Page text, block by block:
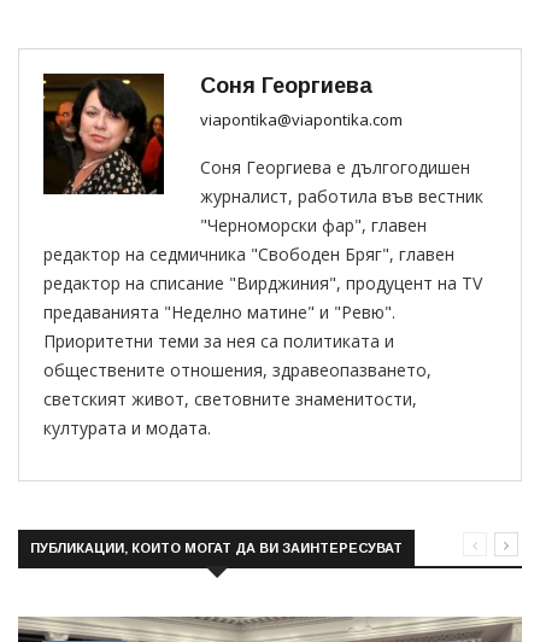
Соня Георгиева
viapontika@viapontika.com
Соня Георгиева е дългогодишен
журналист, работила във вестник
"Черноморски фар", главен
редактор на седмичника "Свободен Бряг", главен
редактор на списание "Вирджиния", продуцент на TV
предаванията "Неделно матине" и "Ревю".
Приоритетни теми за нея са политиката и
обществените отношения, здравеопазването,
светският живот, световните знаменитости,
културата и модата.
ПУБЛИКАЦИИ, КОИТО МОГАТ ДА ВИ ЗАИНТЕРЕСУВАТ